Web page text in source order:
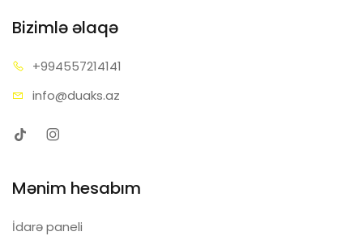
Bizimlə əlaqə
+994557214141
info@duaks.az
Mənim hesabım
İdarə paneli